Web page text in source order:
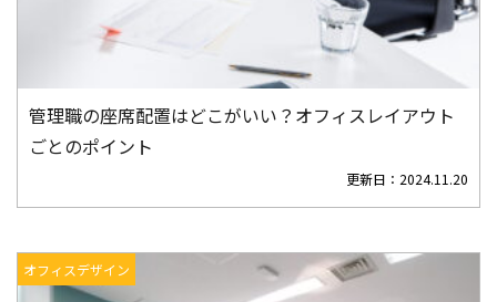
管理職の座席配置はどこがいい？オフィスレイアウト
ごとのポイント
更新日： 2024.11.20
オフィスデザイン